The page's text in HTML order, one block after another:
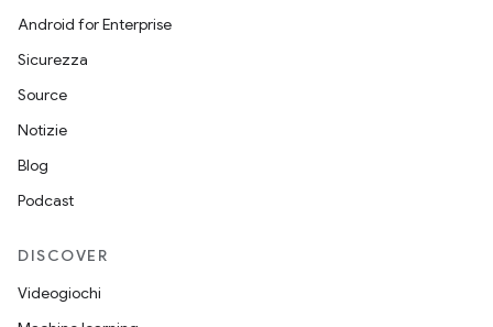
Android for Enterprise
Sicurezza
Source
Notizie
Blog
Podcast
DISCOVER
Videogiochi